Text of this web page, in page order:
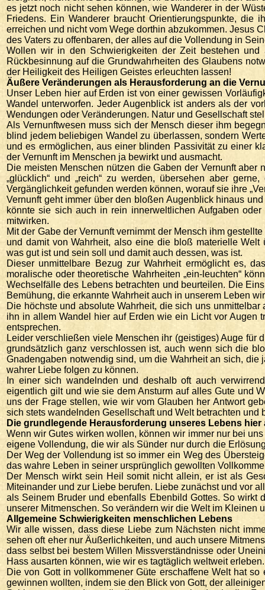
es jetzt noch nicht sehen können, wie Wanderer in der
Friedens. Ein Wanderer braucht Orientierungspunkte,
erreichen und nicht vom Wege dorthin abzukommen. Jesus
des Vaters zu offenbaren, der alles auf die Vollendung in
Wollen wir in den Schwierigkeiten der Zeit bestehen
Rückbesinnung auf die Grundwahrheiten des Glaubens
der Heiligkeit des Heiligen Geistes erleuchten lassen!
Äußere Veränderungen als Herausforderung an die
Unser Leben hier auf Erden ist von einer gewissen
Wandel unterworfen. Jeder Augenblick ist anders als der
Wendungen oder Veränderungen. Natur und Gesellschaft
Als Vernunftwesen muss sich der Mensch dieser ihm
blind jedem beliebigen Wandel zu überlassen, sondern
und es ermöglichen, aus einer blinden Passivität zu einer
der Vernunft im Menschen ja bewirkt und ausmacht.
Die meisten Menschen nützen die Gaben der Vernunft
„glücklich“ und „reich“ zu werden, übersehen aber
Vergänglichkeit gefunden werden können, worauf sie ihre
Vernunft geht immer über den bloßen Augenblick hinaus
könnte sie sich auch in rein innerweltlichen Aufgaben
mitwirken.
Mit der Gabe der Vernunft vernimmt der Mensch ihm
und damit von Wahrheit, also eine die bloß materielle
was gut ist und sein soll und damit auch dessen, was ist.
Dieser unmittelbare Bezug zur Wahrheit ermöglicht es,
moralische oder theoretische Wahrheiten „ein-leuchten“
Wechselfälle des Lebens betrachten und beurteilen. Die
Bemühung, die erkannte Wahrheit auch in unserem Leben
Die höchste und absolute Wahrheit, die sich uns
ihn in allem Wandel hier auf Erden wie ein Licht vor Augen
entsprechen.
Leider verschließen viele Menschen ihr (geistiges) Auge für
grundsätzlich ganz verschlossen ist, auch wenn sich die
Gnadengaben notwendig sind, um die Wahrheit an sich,
wahrer Liebe folgen zu können.
In einer sich wandelnden und deshalb oft auch
eigentlich gilt und wie sie dem Ansturm auf alles Gute und
uns der Frage stellen, wie wir vom Glauben her Antwort
sich stets wandelnden Gesellschaft und Welt betrachten und
Die grundlegende Herausforderung unseres Lebens hier
Wenn wir Gutes wirken wollen, können wir immer nur bei
eigene Vollendung, die wir als Sünder nur durch die
Der Weg der Vollendung ist so immer ein Weg des
das wahre Leben in seiner ursprünglich gewollten
Der Mensch wirkt sein Heil somit nicht allein, er ist als
Miteinander und zur Liebe berufen. Liebe zunächst und vor
als Seinem Bruder und ebenfalls Ebenbild Gottes. So
unserer Mitmenschen. So verändern wir die Welt im Kleinen
Allgemeine Schwierigkeiten menschlichen Lebens
Wir alle wissen, dass diese Liebe zum Nächsten nicht
sehen oft eher nur Äußerlichkeiten, und auch unsere
dass selbst bei bestem Willen Missverständnisse oder
Hass ausarten können, wie wir es tagtäglich weltweit erleben.
Die von Gott in vollkommener Güte erschaffene Welt hat
gewinnen wollten, indem sie den Blick von Gott, der